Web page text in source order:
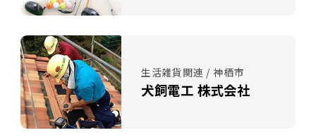
生活雑貨関連 / 神栖市
犬飼電工 株式会社